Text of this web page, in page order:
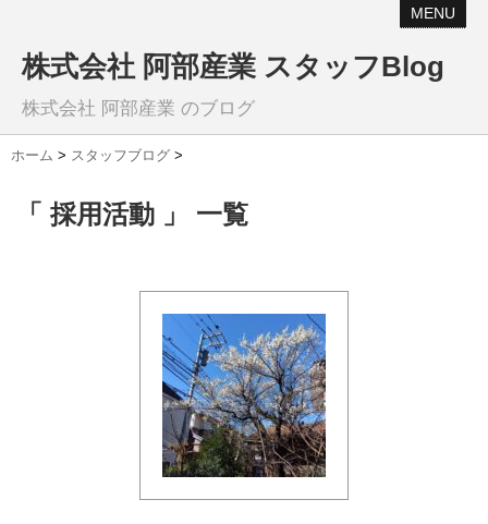
MENU
株式会社 阿部産業 スタッフBlog
株式会社 阿部産業 のブログ
ホーム > スタッフブログ >
「 採用活動 」 一覧